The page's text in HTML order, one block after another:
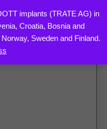
implants (TRATE AG) in
Croatia, Bosnia and
Sweden and Finland.